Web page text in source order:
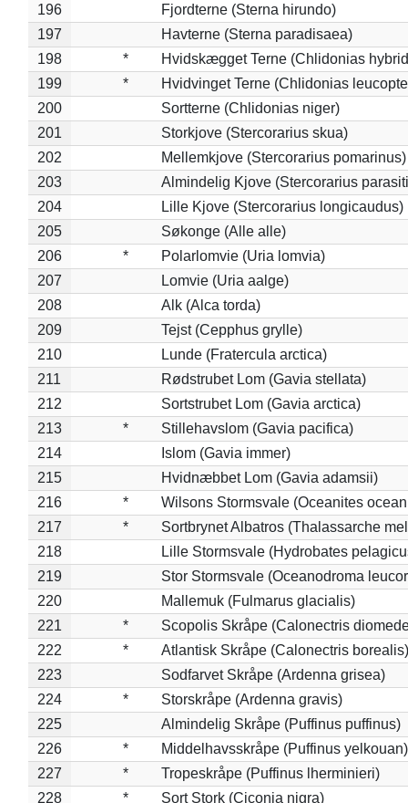
196
Fjordterne (Sterna hirundo)
197
Havterne (Sterna paradisaea)
198
*
Hvidskægget Terne (Chlidonias
199
*
Hvidvinget Terne (Chlidonias
200
Sortterne (Chlidonias niger)
201
Storkjove (Stercorarius skua)
202
Mellemkjove (Stercorarius pomarinus)
203
Almindelig Kjove (Stercorarius
204
Lille Kjove (Stercorarius longicaudus)
205
Søkonge (Alle alle)
206
*
Polarlomvie (Uria lomvia)
207
Lomvie (Uria aalge)
208
Alk (Alca torda)
209
Tejst (Cepphus grylle)
210
Lunde (Fratercula arctica)
211
Rødstrubet Lom (Gavia stellata)
212
Sortstrubet Lom (Gavia arctica)
213
*
Stillehavslom (Gavia pacifica)
214
Islom (Gavia immer)
215
Hvidnæbbet Lom (Gavia adamsii)
216
*
Wilsons Stormsvale (Oceanites
217
*
Sortbrynet Albatros (Thalassarche
218
Lille Stormsvale (Hydrobates
219
Stor Stormsvale (Oceanodroma
220
Mallemuk (Fulmarus glacialis)
221
*
Scopolis Skråpe (Calonectris
222
*
Atlantisk Skråpe (Calonectris borealis)
223
Sodfarvet Skråpe (Ardenna grisea)
224
*
Storskråpe (Ardenna gravis)
225
Almindelig Skråpe (Puffinus puffinus)
226
*
Middelhavsskråpe (Puffinus yelkouan)
227
*
Tropeskråpe (Puffinus lherminieri)
228
* Sort Stork (Ciconia nigra)